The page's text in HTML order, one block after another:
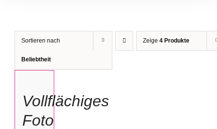
Sortieren nach
Beliebtheit
Zeige 4 Produkte
DEN
DETAILS
Vollflächiges
Foto